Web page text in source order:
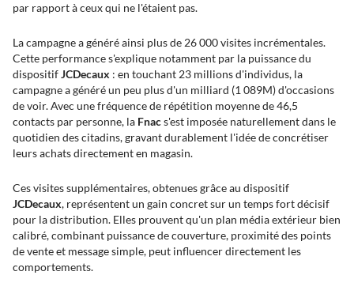
par rapport à ceux qui ne l'étaient pas.
La campagne a généré ainsi plus de 26 000 visites incrémentales.
Cette performance s'explique notamment par la puissance du
dispositifJCDecaux : en touchant 23 millions d'individus, la
campagne a généré un peu plus d'un milliard (1 089M) d'occasions
de voir. Avec une fréquence de répétition moyenne de 46,5
contacts par personne, la Fnacs'est imposée naturellement dans le
quotidien des citadins, gravant durablement l'idée de concrétiser
leurs achats directement en magasin.
Ces visites supplémentaires, obtenues grâce au dispositif
JCDecaux, représentent un gain concret sur un temps fort décisif
pour la distribution. Elles prouvent qu'un plan média extérieur bien
calibré, combinant puissance de couverture, proximité des points
de vente et message simple, peut influencer directement les
comportements.